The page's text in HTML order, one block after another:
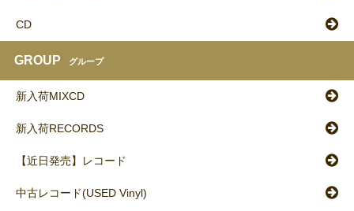
CD
GROUP グループ
新入荷MIXCD
新入荷RECORDS
【近日発売】レコード
中古レコード(USED Vinyl)